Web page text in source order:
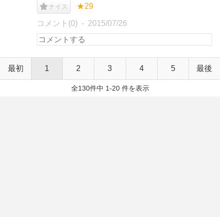
ナイス ★29
コメント(0) 2015/07/26
最初 1 2 3 4 5 最後
全130件中 1-20 件を表示